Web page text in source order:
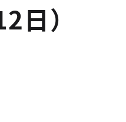
日）